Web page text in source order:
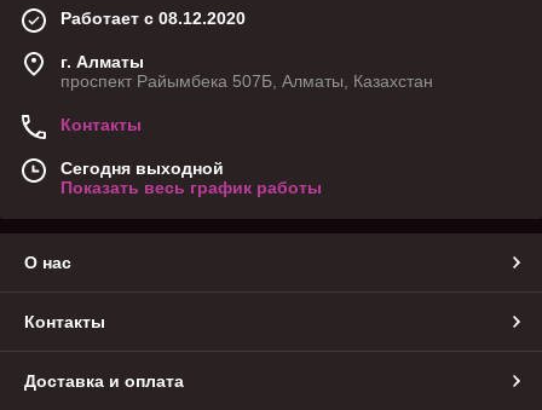
Работает с 08.12.2020
г. Алматы
проспект Райымбека 507Б, Алматы, Казахстан
Контакты
Сегодня выходной
Показать весь график работы
О нас
Контакты
Доставка и оплата